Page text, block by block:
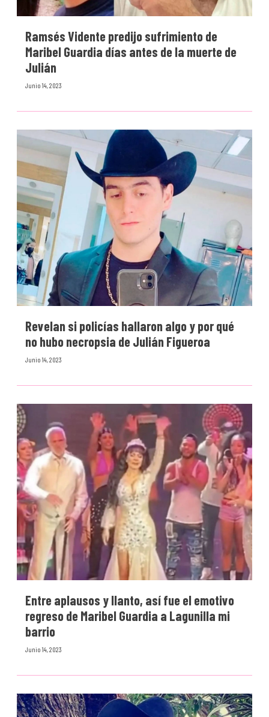
Ramsés Vidente predijo sufrimiento de
Maribel Guardia días antes de la muerte de
Julián
Junio 14, 2023
Revelan si policías hallaron algo y por qué
no hubo necropsia de Julián Figueroa
Junio 14, 2023
Entre aplausos y llanto, así fue el emotivo
regreso de Maribel Guardia a Lagunilla mi
barrio
Junio 14, 2023